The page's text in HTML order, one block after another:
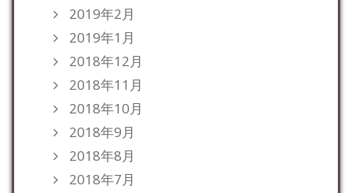
2019年2月
2019年1月
2018年12月
2018年11月
2018年10月
2018年9月
2018年8月
2018年7月